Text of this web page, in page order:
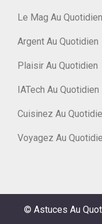
Le Mag Au Quotidien
Argent Au Quotidien
Plaisir Au Quotidien
IATech Au Quotidien
Cuisinez Au
Voyagez Au
© Astuces Au